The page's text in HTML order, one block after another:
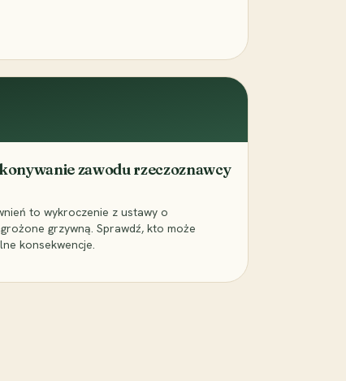
zawodu rzeczoznawcy
to wykroczenie z ustawy o
grzywną. Sprawdź, kto może
konsekwencje.